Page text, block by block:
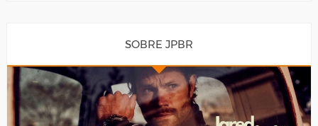
SOBRE JPBR